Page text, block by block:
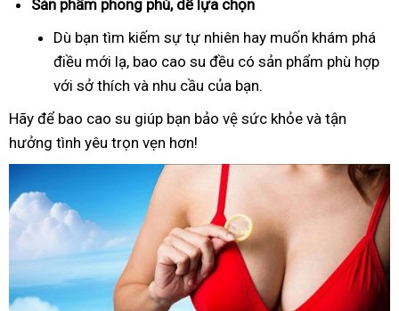
Sản phẩm phong phú, dễ lựa chọn
Dù bạn tìm kiếm sự tự nhiên hay muốn khám phá
điều mới lạ, bao cao su đều có sản phẩm phù hợp
với sở thích và nhu cầu của bạn.
Hãy để bao cao su giúp bạn bảo vệ sức khỏe và tận
hưởng tình yêu trọn vẹn hơn!